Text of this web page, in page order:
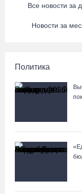
Все новости за
Новости за
Политика